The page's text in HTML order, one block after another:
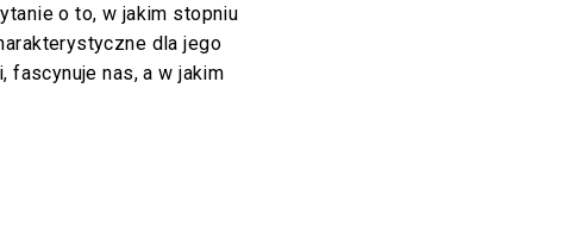
o to, w jakim stopniu
dla jego
nas, a w jakim